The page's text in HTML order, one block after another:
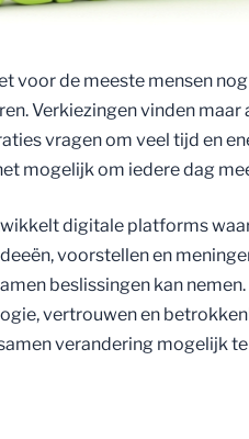
voor de meeste mensen
Verkiezingen vinden maar
vragen om veel tijd en
mogelijk om iedere dag
digitale platforms
voorstellen en
beslissingen kan
vertrouwen en
verandering mogelijk